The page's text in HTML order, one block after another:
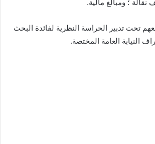
؛ ومبالغ مالية.
تحت تدبير الحراسة النظرية لفائدة البحث
النيابة العامة المختصة.